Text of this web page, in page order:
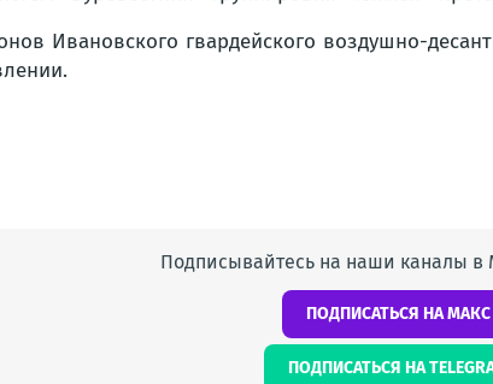
Ивановского гвардейского воздушно-
Подписывайтесь на наши каналы в
ПОДПИСАТЬСЯ НА МАКС
ПОДПИСАТЬСЯ НА